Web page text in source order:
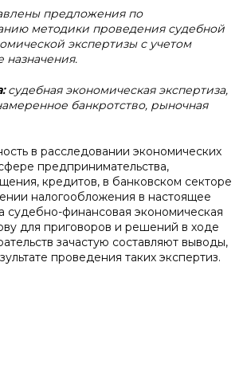
предложения по
методики проведения судебной
экспертизы с учетом
назначения.
судебная экономическая экспертиза,
банкротство, рыночная
в расследовании экономических
предпринимательства,
кредитов, в банковском секторе
налогообложения в настоящее
судебно-финансовая экономическая
для приговоров и решений в ходе
зачастую составляют выводы,
проведения таких экспертиз.